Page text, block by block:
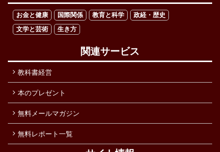
お金と健康 国際関係 教育と科学
政経・歴史
文学と芸術
生き方
関連サービス
教科書経営
本のプレゼント
無料メールマガジン
無料レポート一覧